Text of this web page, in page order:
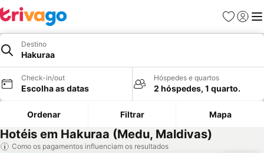
Favoritos
Iniciar
Destino
Hakuraa
Check-in/out
Escolha as datas
Hóspedes e quartos
2 hóspedes, 1 quarto.
Ordenar Filtrar Mapa
Hotéis em Hakuraa (Medu, Maldivas)
Como os pagamentos influenciam os resultados